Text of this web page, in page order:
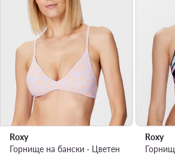
Roxy
Горнище на бански · Цветен
Roxy